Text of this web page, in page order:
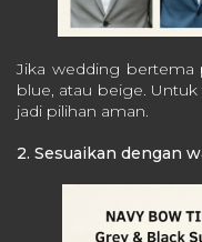
Jika wedding bertema
blue, atau beige.
jadi pilihan aman.
2. Sesuaikan dengan